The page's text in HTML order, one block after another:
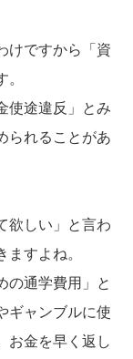
けですから「資
使途違反」とみ
られることがあ
欲しい」と言わ
すよね。
の通学費用」と
ギャンブルに使
お金を早く返し